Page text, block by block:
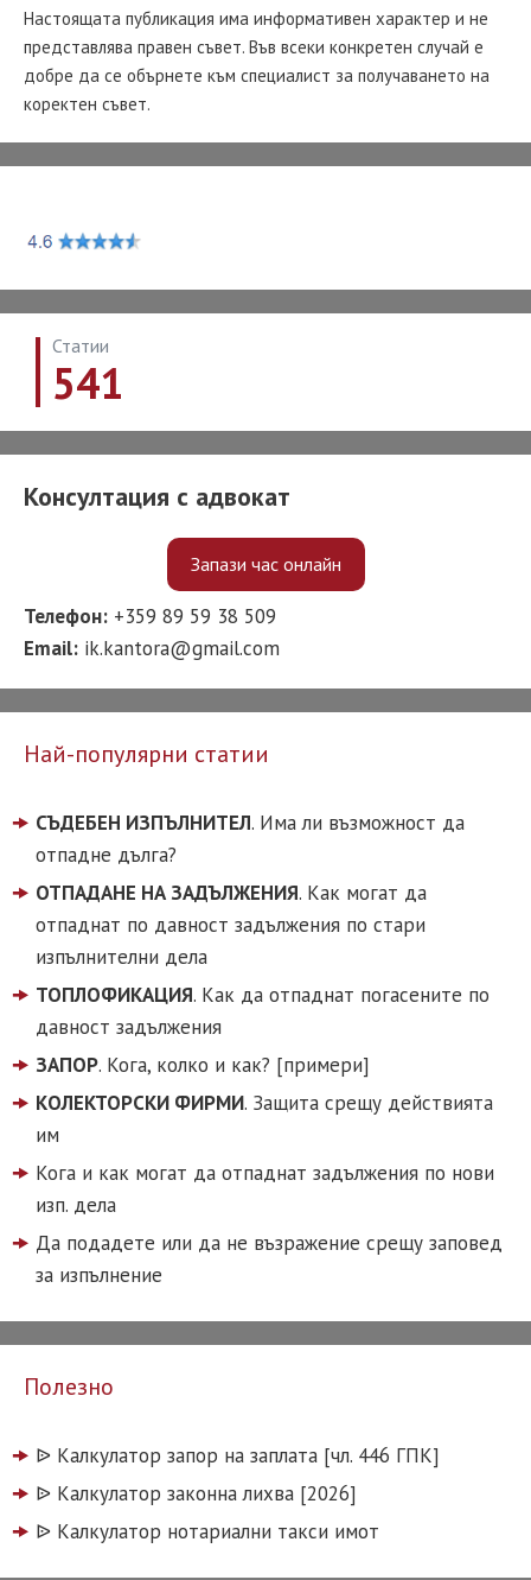
Настоящата публикация има информативен характер и не
представлява правен съвет. Във всеки конкретен случай е
добре да се обърнете към специалист за получаването на
коректен съвет.
Статии
541
Консултация с адвокат
Запази час онлайн
Телефон: +359 89 59 38 509
Email: ik.kantora@gmail.com
Най-популярни статии
СЪДЕБЕН ИЗПЪЛНИТЕЛ. Има ли възможност да
отпадне дълга?
ОТПАДАНЕ НА ЗАДЪЛЖЕНИЯ. Как могат да
отпаднат по давност задължения по стари
изпълнителни дела
ТОПЛОФИКАЦИЯ. Как да отпаднат погасените по
давност задължения
ЗАПОР. Кога, колко и как? [примери]
КОЛЕКТОРСКИ ФИРМИ. Защита срещу действията
им
Кога и как могат да отпаднат задължения по нови
изп. дела
Да подадете или да не възражение срещу заповед
за изпълнение
Полезно
ᐉ️ Калкулатор запор на заплата [чл. 446 ГПК]
ᐉ️ Калкулатор законна лихва [2026]
ᐉ️ Калкулатор нотариални такси имот